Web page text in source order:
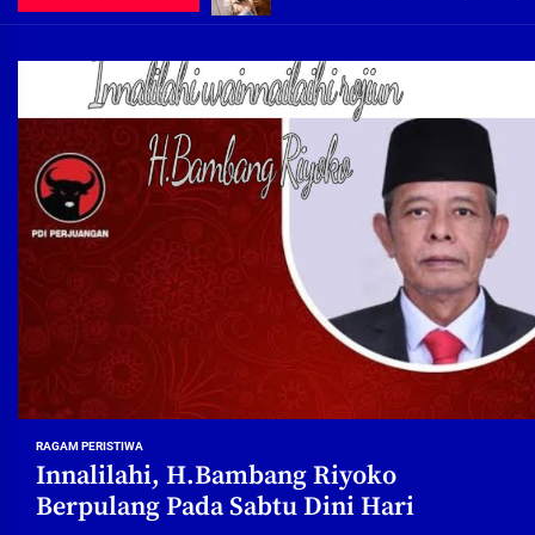
Pembebasan Lahan Segera
Peduli Warga Miskin, Bupati
Pembebasan Lahan Hampir
Terima aduan warga, Komisi A
Demi Jajaran Direksi Delta Tirta
RAGAM PERISTIWA
Innalilahi, H.Bambang Riyoko
Berpulang Pada Sabtu Dini Hari